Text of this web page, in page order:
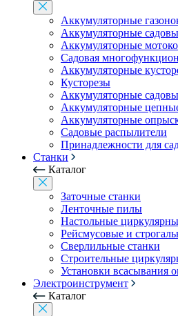
Аккумуляторные
Аккумуляторные
Аккумуляторные
Садовая
Аккумуляторные
Кусторезы
Аккумуляторные
Аккумуляторные
Аккумуляторные
Садовые распылители
Принадлежности для
Станки
Каталог
Заточные станки
Ленточные пилы
Настольные
Рейсмусовые и
Сверлильные станки
Строительные
Установки всасывания
Электроинструмент
Каталог